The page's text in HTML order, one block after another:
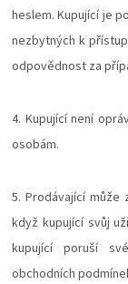
heslem. Kupující je
nezbytných k
odpovědnost za
4. Kupující není
osobám.
5. Prodávající
když kupující svůj
kupující poruší
obchodních